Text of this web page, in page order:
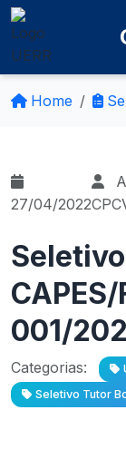
Home
27/04/2022
CAPES/
001/
Categorias:
Seletivo Tutor